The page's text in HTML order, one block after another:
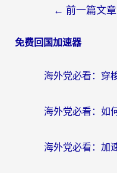
← 前一篇文章
免费回国加速器